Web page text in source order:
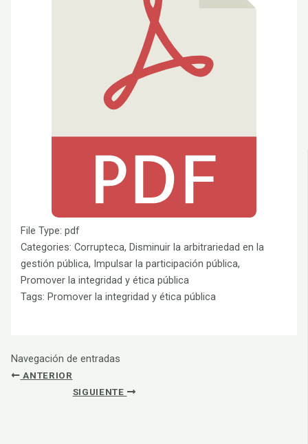
File Type:pdf
Categories:Corrupteca, Disminuir la arbitrariedad en la
gestión pública, Impulsar la participación pública,
Promover la integridad y ética pública
Tags:Promover la integridad y ética pública
Navegación de entradas
ANTERIOR
SIGUIENTE